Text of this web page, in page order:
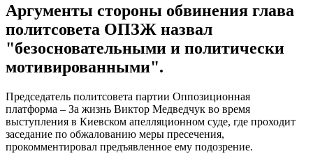
Аргументы стороны обвинения глава
политсовета ОПЗЖ назвал
"безосновательными и политически
мотивированными".
Председатель политсовета партии Оппозиционная
платформа ‒ За жизнь Виктор Медведчук во время
выступления в Киевском апелляционном суде, где проходит
заседание по обжалованию меры пресечения,
прокомментировал предъявленное ему подозрение.